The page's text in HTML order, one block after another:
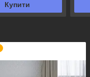
Купити